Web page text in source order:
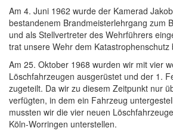
Am 4. Juni 1962 wurde der Kamerad
bestandenem Brandmeisterlehrgang zum
und als Stellvertreter des Wehrführers
trat unsere Wehr dem Katastrophenschutz
Am 25. Oktober 1968 wurden wir mit vier
Löschfahrzeugen ausgerüstet und der 1.
zugeteilt. Da wir zu diesem Zeitpunkt nur
verfügten, in dem ein Fahrzeug
mussten wir die vier neuen
Köln-Worringen unterstellen.